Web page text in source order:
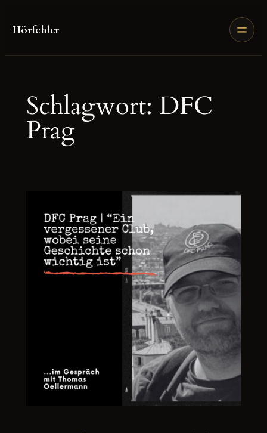
Inhalt
Hörfehler
Schlagwort: DFC
Prag